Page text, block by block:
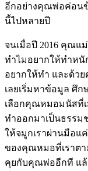
อีกอย่างคุณพ่อค่อนข้
นี้ไปหลายปี
จนเมื่อปี 2016 คุณแ
ทำไมอยากให้ทำหนั
อยากให้ทำ และด้ว
เลยเริ่มหาข้อมูล ศึก
เลือกคุณหมอมนัสที่
ทำออกมาเป็นธรรม
ให้จมูกเราผ่านมือแ
ของคุณหมอที่เราตา
คุยกับคุณพ่ออีกที แล้